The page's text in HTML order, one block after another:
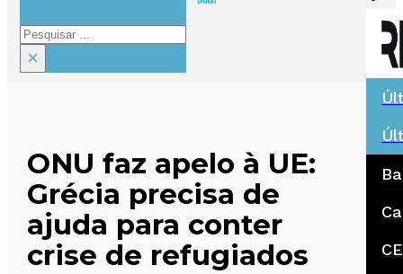
Pesquisar
×
ONU faz apelo à UE:
Grécia precisa de
ajuda para conter
crise de refugiados